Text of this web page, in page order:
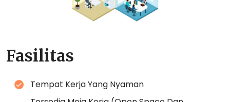
Fasilitas
Tempat Kerja Yang Nyaman